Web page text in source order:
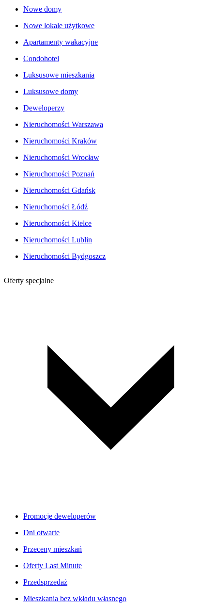
Nowe domy
Nowe lokale użytkowe
Apartamenty wakacyjne
Condohotel
Luksusowe mieszkania
Luksusowe domy
Deweloperzy
Nieruchomości Warszawa
Nieruchomości Kraków
Nieruchomości Wrocław
Nieruchomości Poznań
Nieruchomości Gdańsk
Nieruchomości Łódź
Nieruchomości Kielce
Nieruchomości Lublin
Nieruchomości Bydgoszcz
Oferty specjalne
Promocje deweloperów
Dni otwarte
Przeceny mieszkań
Oferty Last Minute
Przedsprzedaż
Mieszkania bez wkładu własnego